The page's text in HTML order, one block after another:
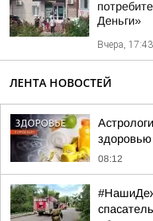
Деньги»
Вчера, 17:43
ЛЕНТА НОВОСТЕЙ
здоровью
08:12